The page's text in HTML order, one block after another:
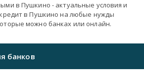
в Пушкино - актуальные условия и
в Пушкино на любые нужды
можно банках или онлайн.
банков